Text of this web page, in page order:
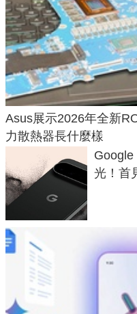
Asus展示2026年全新
力散熱器長什麼樣
光！首